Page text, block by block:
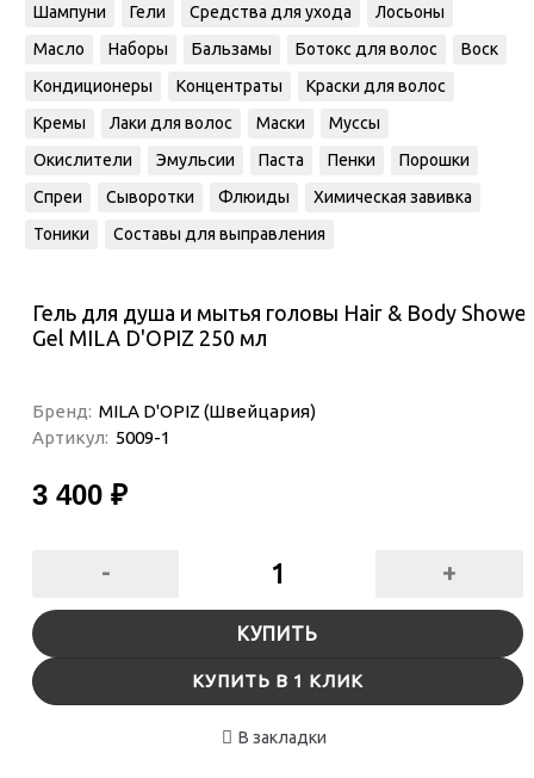
Шампуни Гели Средства для ухода
Лосьоны
Масло
Наборы Бальзамы Ботокс для волос
Воск
Кондиционеры
Концентраты
Краски для волос
Кремы
Лаки для волос Маски
Муссы
Окислители
Эмульсии Паста Пенки
Порошки
Спреи
Сыворотки Флюиды
Химическая завивка
Тоники
Составы для выправления
Гель для душа и мытья головы Hair & Body Shower
Gel MILA D'OPIZ 250 мл
Бренд: MILA D'OPIZ (Швейцария)
Артикул: 5009-1
3 400 ₽
- +
КУПИТЬ
КУПИТЬ В 1 КЛИК
В закладки